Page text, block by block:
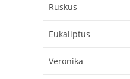
Ruskus
Eukaliptus
Veronika